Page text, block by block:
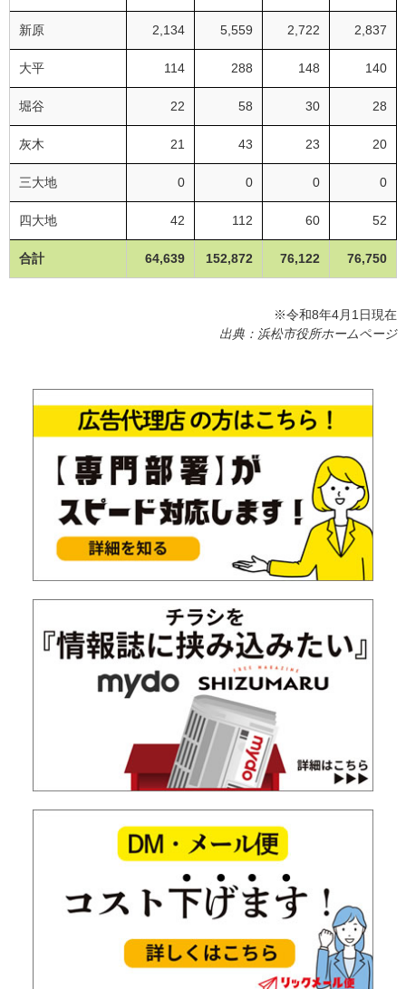
新原 2,134 5,559 2,722 2,837
大平 114 288 148 140
堀谷 22 58 30 28
灰木 21 43 23 20
三大地 0 0 0 0
四大地 42 112 60 52
合計 64,639 152,872 76,122 76,750
※令和8年4月1日現在
出典：浜松市役所ホームページ